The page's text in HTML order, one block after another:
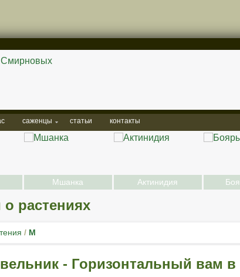
саженцы статьи контакты
Мшанка Актинидия
о растениях
/ М
- Горизонтальный вам